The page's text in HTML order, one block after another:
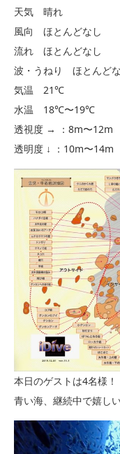
天気 晴れ
風向 ほとんどなし
流れ ほとんどなし
波・うねり ほとんど
気温 21℃
水温 18℃〜19℃
透視度 → ：8m〜12m
透明度 ↓ ：10m〜14m
本日のゲストは4名様！
青い海、継続中で嬉しい